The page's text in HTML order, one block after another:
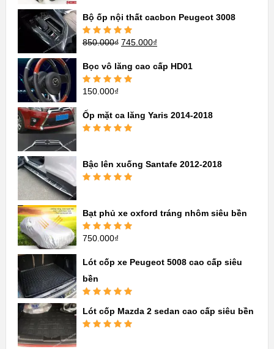
Bộ ốp nội thất cacbon Peugeot 3008
Được xếp
850.000₫ 745.000₫
Bọc vô lăng cao cấp HD01
Được xếp
sao
150.000₫
Ốp mặt ca lăng Yaris 2014-2018
Bậc lên xuống Santafe 2012-2018
Bạt phủ xe oxford tráng nhôm siêu bền
Được xếp
750.000₫
Lót cốp xe Peugeot 5008 cao cấp siêu
bền
hạng5.005
sao
Lót cốp Mazda 2 sedan cao cấp siêu bền